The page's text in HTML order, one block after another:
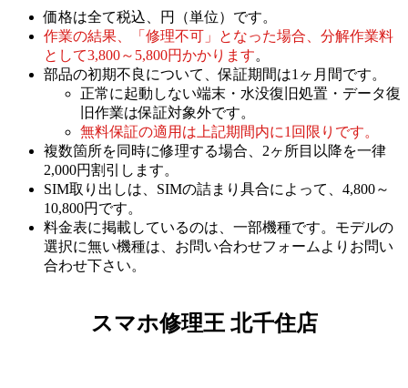
価格は全て税込、円（単位）です。
作業の結果、「修理不可」となった場合、分解作業料
として3,800～5,800円かかります。
部品の初期不良について、保証期間は1ヶ月間です。
正常に起動しない端末・水没復旧処置・データ復
旧作業は保証対象外です。
無料保証の適用は上記期間内に1回限りです。
複数箇所を同時に修理する場合、2ヶ所目以降を一律
2,000円割引します。
SIM取り出しは、SIMの詰まり具合によって、4,800～
10,800円です。
料金表に掲載しているのは、一部機種です。モデルの
選択に無い機種は、お問い合わせフォームよりお問い
合わせ下さい。
スマホ修理王 北千住店